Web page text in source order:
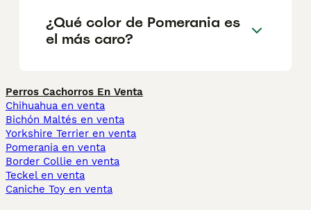
¿Qué color de Pomerania es
el más caro?
Perros Cachorros En Venta
Chihuahua en venta
Bichón Maltés en venta
Yorkshire Terrier en venta
Pomerania en venta
Border Collie en venta
Teckel en venta
Caniche Toy en venta